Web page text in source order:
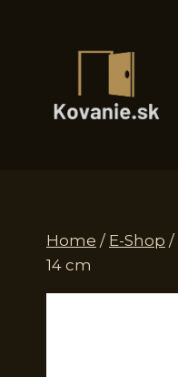
Home / E-Shop /
14 cm